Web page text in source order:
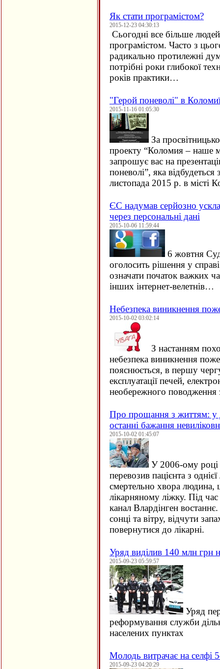
Як стати програмістом?
2015-12-23 04:30:13
Сьогодні все більше
програмістом. Часто з
радикально протилежні
потрібні роки глибокої
років практики…
"Герой поневолі" в
2015-11-16 01:05:30
За
проекту “Коломия – наше
запрошує вас на
поневолі”, яка відбудеться
листопада 2015 р. в місті
ЄC надумав серйозно
через персональні дані
2015-10-06 11:59:44
6 жовтня
оголосить рішення у
означати початок важких
інших інтернет-велетнів…
Небезпека виникнення
2015-10-02 03:02:14
З настанням
небезпека виникнення
пояснюється, в першу
експлуатації печей,
необережного поводження
Про прощання з життям: у
останні бажання
2015-10-02 01:45:07
У 2006-ому році
перевозив пацієнта з
смертельно хвора людина,
лікарняному ліжку. Під
канал Влардінген
сонці та вітру, відчути
повернутися до лікарні.
Уряд виділив 140 млн грн
2015-09-23 05:59:57
Уряд
реформування служби
населених пунктах
Молодь витрачає на селфі
2015-09-23 04:20:29